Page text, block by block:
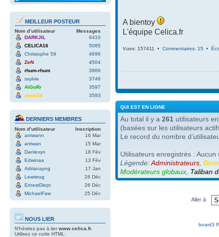
MEILLEUR POSTEUR
Nom d’utilisateur
Messages
DARKJIL
6410
CELICA16
5085
Christophe 59
4696
ZeN
4504
rhum-rhum
3966
ssylvie
3746
AïGoRr
3597
zawa34
3593
DERNIERS MEMBRES
Nom d’utilisateur
Inscription
antwann
16 Mar
antwan
15 Mar
Danlexyn
18 Fév
Edwinaa
13 Fév
Adrianayng
17 Jan
Lewisrug
26 Déc
ErnestDiept
26 Déc
MichaelFaw
25 Déc
NOUS LIER
N'hésitez pas à lierwww.celica.fr
Utilisez ce code HTML:
A bientoy
L'équipe Celica.fr
Vues: 157411 • Commentaires: 15 •
QUI EST EN LIGNE
Au total il y a 261 utilisateurs
(basées sur les utilisateurs
Le record du nombre
Utilisateurs enregistrés :
Légende:Administrateurs
Modérateurs globaux Taliban
Aller à:
board3